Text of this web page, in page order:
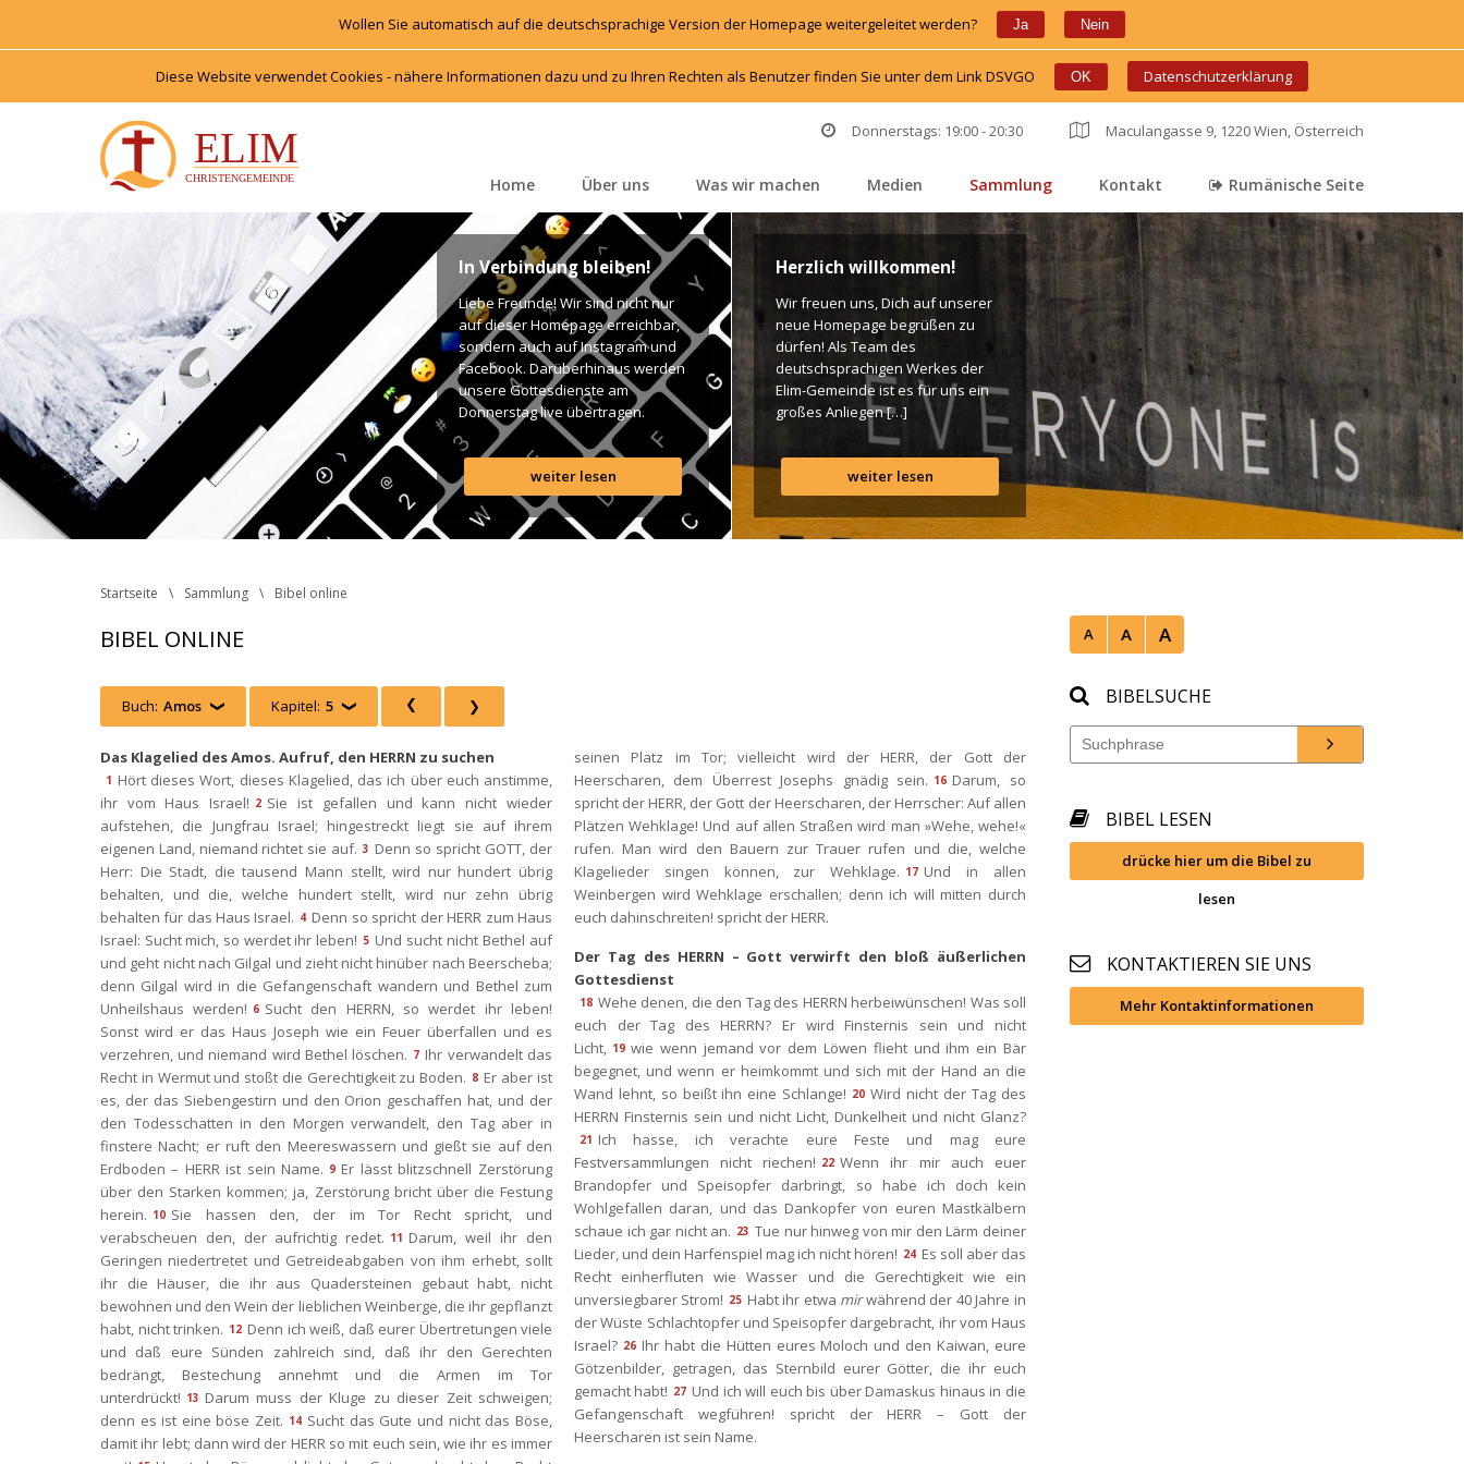
Wollen Sie automatisch auf die deutschsprachige Version der Homepage weitergeleitet werden? Ja Nein
Diese Website verwendet Cookies - nähere Informationen dazu und zu Ihren Rechten als Benutzer finden Sie unter dem Link DSVGO OK Datenschutzerklärung
Donnerstags: 19:00 - 20:30 Maculangasse 9, 1220 Wien, Österreich
Home Über un Was wir machen Medien Sammlung Kontakt Rumänische Seite
In Verbindung bleiben!
Liebe Freunde! Wir sind nicht nur
auf dieser Homepage erreichbar,
ondern auch auf Instagram und
Facebook. Darüberhinaus werden
unsere Gottesdienste am
Donnerstag live übertragen.
Unten findet Ihr dazu alle Links.
Gottes Segen! Live-Übertragung
Gottesdienst: http://ro.elim.at/live
Instagram: http://elim.wien
Facebook:
https://www.facebook.com/elimwien/
weiter lesen
Herzlich willkommen!
Wir freuen uns, Dich auf unserer
neue Homepage begrüßen zu
dürfen! Als Team des
deutschsprachigen Werkes der
Elim-Gemeinde ist es für uns ein
großes Anliegen […]
weiter lesen
Startseite Sammlung Bibel online
BIBEL ONLINE A A A
Buch: Amo Kapitel: 5
Das Klagelied des Amos. Aufruf, den HERRN zu suchen
1 Hört dieses Wort, dieses Klagelied, das ich über euch anstimme,
ihr vom Haus Israel! 2 Sie ist gefallen und kann nicht wieder
aufstehen, die Jungfrau Israel; hingestreckt liegt sie auf ihrem
eigenen Land, niemand richtet sie auf. 3 Denn so spricht GOTT, der
Herr: Die Stadt, die tausend Mann stellt, wird nur hundert übrig
behalten, und die, welche hundert stellt, wird nur zehn übrig
behalten für das Haus Israel. 4 Denn so spricht der HERR zum Haus
Israel: Sucht mich, so werdet ihr leben! 5 Und sucht nicht Bethel auf
und geht nicht nach Gilgal und zieht nicht hinüber nach Beerscheba;
denn Gilgal wird in die Gefangenschaft wandern und Bethel zum
Unheilshaus werden! 6 Sucht den HERRN, so werdet ihr leben!
Sonst wird er das Haus Joseph wie ein Feuer überfallen und es
verzehren, und niemand wird Bethel löschen. 7 Ihr verwandelt das
Recht in Wermut und stoßt die Gerechtigkeit zu Boden. 8 Er aber ist
es, der das Siebengestirn und den Orion geschaffen hat, und der
den Todesschatten in den Morgen verwandelt, den Tag aber in
finstere Nacht; er ruft den Meereswassern und gießt sie auf den
Erdboden – HERR ist sein Name. 9 Er lässt blitzschnell Zerstörung
über den Starken kommen; ja, Zerstörung bricht über die Festung
herein. 10 Sie hassen den, der im Tor Recht spricht, und
verabscheuen den, der aufrichtig redet. 11 Darum, weil ihr den
Geringen niedertretet und Getreideabgaben von ihm erhebt, sollt
ihr die Häuser, die ihr aus Quadersteinen gebaut habt, nicht
bewohnen und den Wein der lieblichen Weinberge, die ihr gepflanzt
habt, nicht trinken. 12 Denn ich weiß, daß eurer Übertretungen viele
und daß eure Sünden zahlreich sind, daß ihr den Gerechten
bedrängt, Bestechung annehmt und die Armen im Tor
unterdrückt! 13 Darum muss der Kluge zu dieser Zeit schweigen;
denn es ist eine böse Zeit. 14 Sucht das Gute und nicht das Böse,
damit ihr lebt; dann wird der HERR so mit euch sein, wie ihr es immer
einen Platz im Tor; vielleicht wird der HERR, der Gott der
Heerscharen, dem Überrest Josephs gnädig sein. 16 Darum, so
pricht der HERR, der Gott der Heerscharen, der Herrscher: Auf allen
Plätzen Wehklage! Und auf allen Straßen wird man »Wehe, wehe!«
rufen. Man wird den Bauern zur Trauer rufen und die, welche
Klagelieder singen können, zur Wehklage. 17 Und in allen
Weinbergen wird Wehklage erschallen; denn ich will mitten durch
euch dahinschreiten! spricht der HERR.
Der Tag des HERRN – Gott verwirft den bloß äußerlichen
Gottesdienst
18 Wehe denen, die den Tag des HERRN herbeiwünschen! Was soll
euch der Tag des HERRN? Er wird Finsternis sein und nicht
Licht, 19 wie wenn jemand vor dem Löwen flieht und ihm ein Bär
begegnet, und wenn er heimkommt und sich mit der Hand an die
Wand lehnt, so beißt ihn eine Schlange! 20 Wird nicht der Tag des
HERRN Finsternis sein und nicht Licht, Dunkelheit und nicht Glanz?
21 Ich hasse, ich verachte eure Feste und mag eure
Festversammlungen nicht riechen! 22 Wenn ihr mir auch euer
Brandopfer und Speisopfer darbringt, so habe ich doch kein
Wohlgefallen daran, und das Dankopfer von euren Mastkälbern
chaue ich gar nicht an. 23 Tue nur hinweg von mir den Lärm deiner
Lieder, und dein Harfenspiel mag ich nicht hören! 24 Es soll aber das
Recht einherfluten wie Wasser und die Gerechtigkeit wie ein
unversiegbarer Strom! 25 Habt ihr etwa mir während der 40 Jahre in
der Wüste Schlachtopfer und Speisopfer dargebracht, ihr vom Haus
Israel? 26 Ihr habt die Hütten eures Moloch und den Kaiwan, eure
Götzenbilder, getragen, das Sternbild eurer Götter, die ihr euch
gemacht habt! 27 Und ich will euch bis über Damaskus hinaus in die
Gefangenschaft wegführen! spricht der HERR – Gott der
Heerscharen ist sein Name.
BIBELSUCHE
BIBEL LESEN
drücke hier um die Bibel zu
lesen
KONTAKTIEREN SIE UNS
Mehr Kontaktinformationen